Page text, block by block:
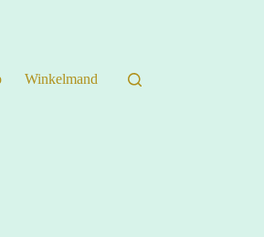
Winkelmand